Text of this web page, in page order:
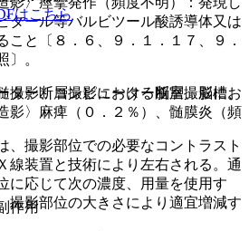
タール等バルビツール酸誘導体又は
こと〔８．６、９．１．１７、９．
〕。
影、コンピューター断層撮影にお
影〉麻痺（０．２％）、髄膜炎（頻
作用
はこちら
ター断層撮影における脳室、脳槽、
、撮影部位での必要なコントラスト
線装置と技術により左右される。通
に応じて次の濃度、用量を使用す
撮影部位の大きさにより適宜増減す